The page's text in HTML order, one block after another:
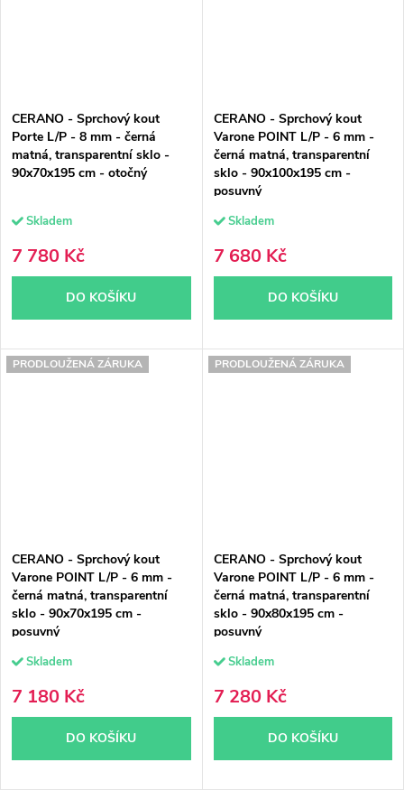
CERANO - Sprchový kout
Porte L/P - 8 mm - černá
matná, transparentní sklo -
90x70x195 cm - otočný
Skladem
7 780 Kč
DO KOŠÍKU
CERANO - Sprchový kout
Varone POINT L/P - 6 mm -
černá matná, transparentní
sklo - 90x100x195 cm -
posuvný
Skladem
7 680 Kč
DO KOŠÍKU
PRODLOUŽENÁ ZÁRUKA
CERANO - Sprchový kout
Varone POINT L/P - 6 mm -
černá matná, transparentní
sklo - 90x70x195 cm -
posuvný
Skladem
7 180 Kč
DO KOŠÍKU
PRODLOUŽENÁ ZÁRUKA
CERANO - Sprchový kout
Varone POINT L/P - 6 mm -
černá matná, transparentní
sklo - 90x80x195 cm -
posuvný
Skladem
7 280 Kč
DO KOŠÍKU